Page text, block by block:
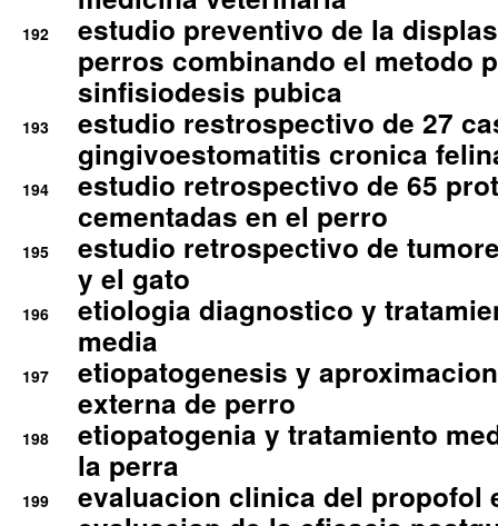
192
estudio preventivo de la
perros combinando el metodo
sinfisiodesis pubica
193
estudio restrospectivo de 27
gingivoestomatitis cronica
194
estudio retrospectivo de 65
cementadas en el perro
195
estudio retrospectivo de
y el gato
196
etiologia diagnostico y
media
197
etiopatogenesis y
externa de perro
198
etiopatogenia y tratamiento
la perra
199 evaluacion clinica del propofol